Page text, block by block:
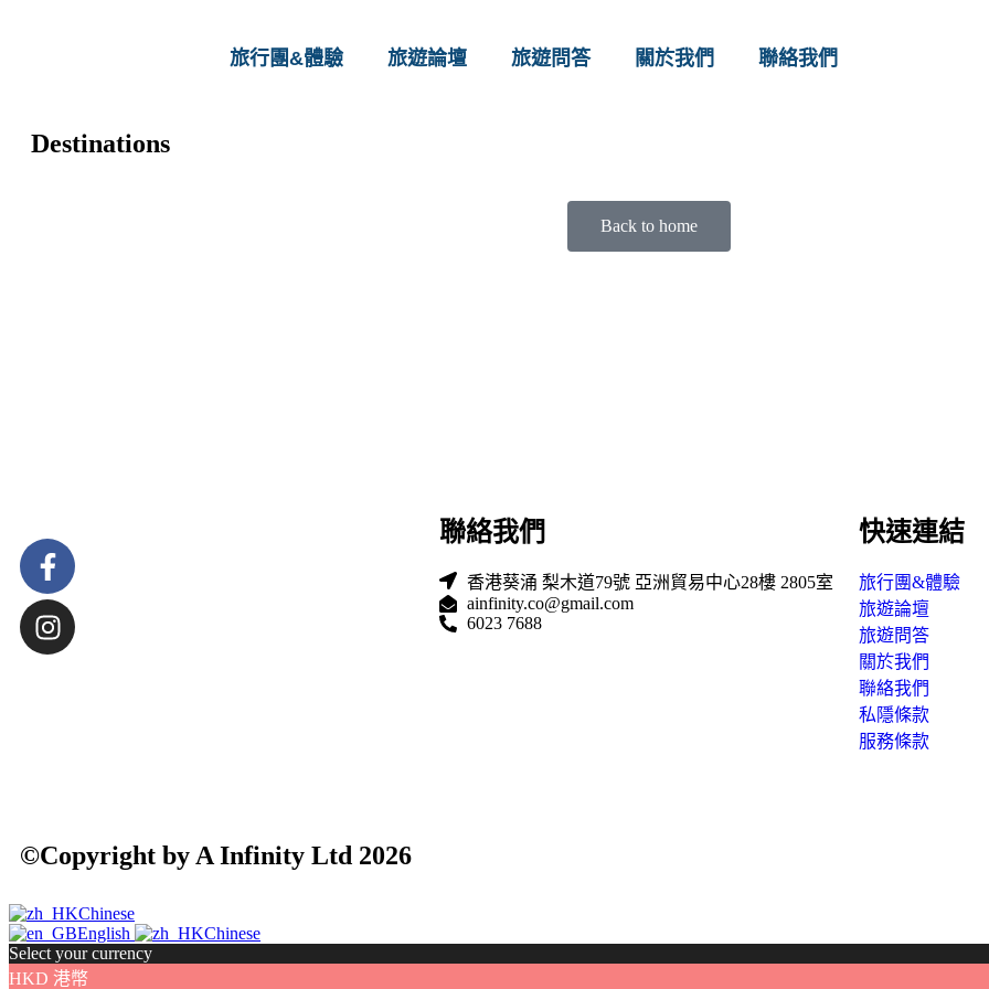
旅行團&體驗 旅遊論壇 旅遊問答 關於我們 聯絡我們
Destinations
Back to home
聯絡我們
香港葵涌 梨木道79號 亞洲貿易中心28樓 2805室
ainfinity.co@gmail.com
6023 7688
快速連結
旅行團&體驗
旅遊論壇
旅遊問答
關於我們
聯絡我們
私隱條款
服務條款
©Copyright by A Infinity Ltd 2026
Chinese
English
Chinese
Select your currency
HKD 港幣